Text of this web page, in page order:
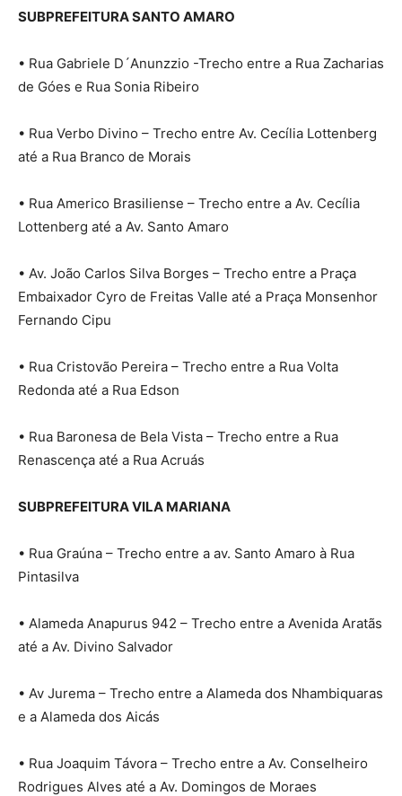
SUBPREFEITURA SANTO AMARO
• Rua Gabriele D´Anunzzio -Trecho entre a Rua Zacharias
de Góes e Rua Sonia Ribeiro
• Rua Verbo Divino – Trecho entre Av. Cecília Lottenberg
até a Rua Branco de Morais
• Rua Americo Brasiliense – Trecho entre a Av. Cecília
Lottenberg até a Av. Santo Amaro
• Av. João Carlos Silva Borges – Trecho entre a Praça
Embaixador Cyro de Freitas Valle até a Praça Monsenhor
Fernando Cipu
• Rua Cristovão Pereira – Trecho entre a Rua Volta
Redonda até a Rua Edson
• Rua Baronesa de Bela Vista – Trecho entre a Rua
Renascença até a Rua Acruás
SUBPREFEITURA VILA MARIANA
• Rua Graúna – Trecho entre a av. Santo Amaro à Rua
Pintasilva
• Alameda Anapurus 942 – Trecho entre a Avenida Aratãs
até a Av. Divino Salvador
• Av Jurema – Trecho entre a Alameda dos Nhambiquaras
e a Alameda dos Aicás
• Rua Joaquim Távora – Trecho entre a Av. Conselheiro
Rodrigues Alves até a Av. Domingos de Moraes